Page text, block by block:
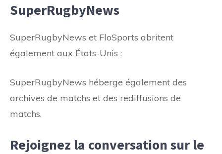
SuperRugbyNews
SuperRugbyNews et FloSports abritent
également aux États-Unis :
SuperRugbyNews héberge également des
archives de matchs et des rediffusions de
matchs.
Rejoignez la conversation sur le